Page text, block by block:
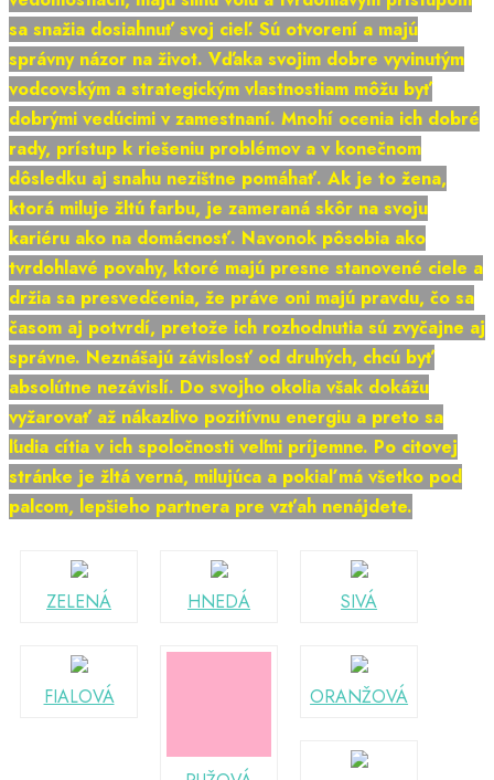
sa snažia dosiahnuť svoj cieľ. Sú otvorení a majú
správny názor na život. Vďaka svojim dobre vyvinutým
vodcovským a strategickým vlastnostiam môžu byť
dobrými vedúcimi v zamestnaní. Mnohí ocenia ich dobré
rady, prístup k riešeniu problémov a v konečnom
dôsledku aj snahu nezištne pomáhať. Ak je to žena,
ktorá miluje žltú farbu, je zameraná skôr na svoju
kariéru ako na domácnosť. Navonok pôsobia ako
tvrdohlavé povahy, ktoré majú presne stanovené ciele a
držia sa presvedčenia, že práve oni majú pravdu, čo sa
časom aj potvrdí, pretože ich rozhodnutia sú zvyčajne aj
správne. Neznášajú závislosť od druhých, chcú byť
absolútne nezávislí. Do svojho okolia však dokážu
vyžarovať až nákazlivo pozitívnu energiu a preto sa
ľudia cítia v ich spoločnosti veľmi príjemne. Po citovej
stránke je žltá verná, milujúca a pokiaľ má všetko pod
palcom, lepšieho partnera pre vzťah nenájdete.
ZELENÁ HNEDÁ SIVÁ
FIALOVÁ ORANŽOVÁ